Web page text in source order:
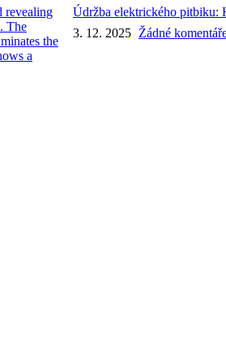
Údržba elektrického pitbiku:
3. 12. 2025 Žádné